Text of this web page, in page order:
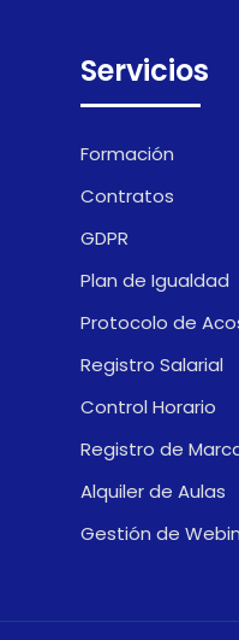
Servicios
Formación
Contratos
GDPR
Plan de Igualdad
Protocolo de
Registro Salarial
Control Horario
Registro de
Alquiler de Aulas
Gestión de